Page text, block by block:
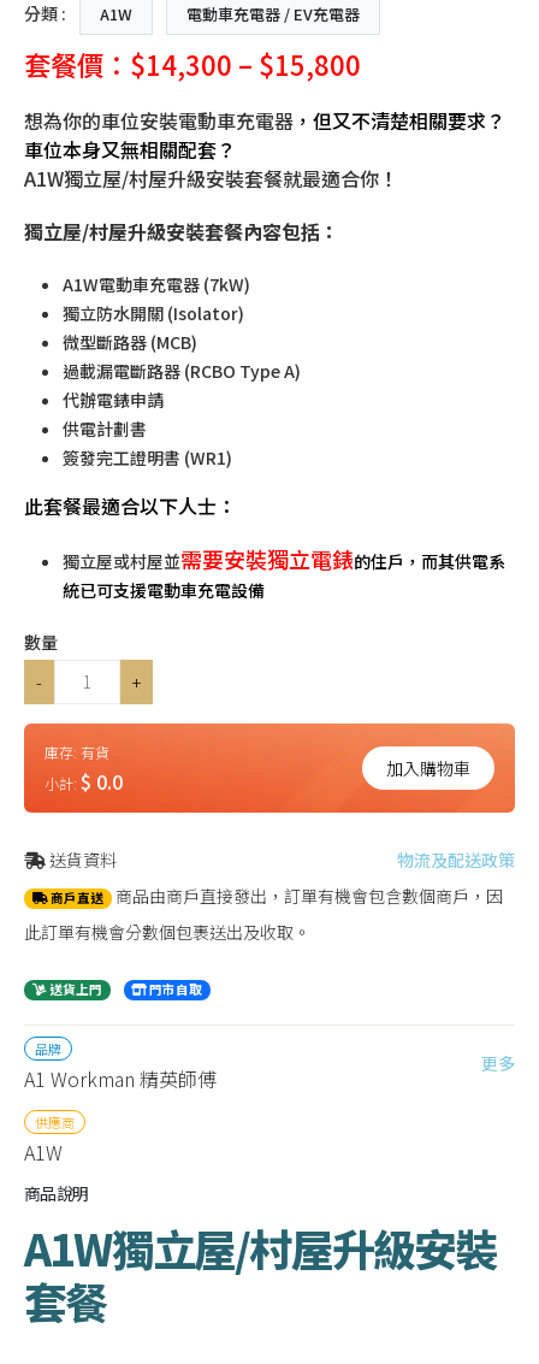
分類 : A1W 電動車充電器 / EV充電器
套餐價：$14,300 – $15,800
想為你的車位安裝電動車充電器 ，但又不清楚相關要求？
車位本身又無相關配套？
A1W獨立屋/村屋升級安裝套餐就最適合你！
獨立屋/村屋升級安裝套餐內容包括：
A1W電動車充電器 (7kW)
獨立防水開關 (Isolator)
微型斷路器 (MCB)
過載漏電斷路器 (RCBO Type A)
代辦電錶申請
供電計劃書
簽發完工證明書 (WR1)
此套餐最適合以下人士：
獨立屋或村屋並需要安裝獨立電錶的住戶 ，而其供電系
統已可支援電動車充電設備
數量
-
+
庫存: 有貨
小計: $ 0.0 加入購物車
送貨資料 物流及配送政策
商戶直送 商品由商戶直接發出，訂單有機會包含數個商戶，因
此訂單有機會分數個包裹送出及收取。
送貨上門 門市自取
品牌
A1 Workman 精英師傅
更多
供應商
A1W
商品說明
A1W獨立屋/村屋升級安裝
套餐